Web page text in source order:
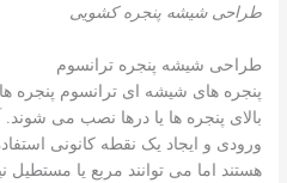
طراحی شیشه پنجره کشویی
طراحی شیشه پنجره ترانسوم
پنجره های شیشه ای ترانسوم پنجره
بالای پنجره ها یا درها نصب می شوند.
ورودی و ایجاد یک نقطه کانونی
هستند اما می توانند مربع یا مستطیل